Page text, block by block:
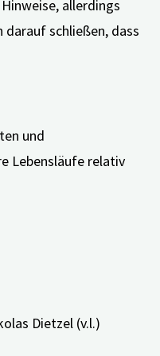
allerdings
schließen, dass
und
Lebensläufe relativ